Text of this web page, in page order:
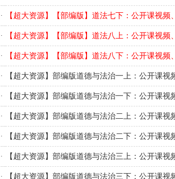
· 【超大资源】【部编版】道法七下：公开课视频
· 【超大资源】【部编版】道法八上：公开课视频
· 【超大资源】【部编版】道法八下：公开课视频
· 【超大资源】部编版道德与法治一上：公开课视
· 【超大资源】部编版道德与法治一下：公开课视
· 【超大资源】部编版道德与法治二上：公开课视
· 【超大资源】部编版道德与法治二下：公开课视
· 【超大资源】部编版道德与法治三上：公开课视
· 【超大资源】部编版道德与法治三下：公开课视